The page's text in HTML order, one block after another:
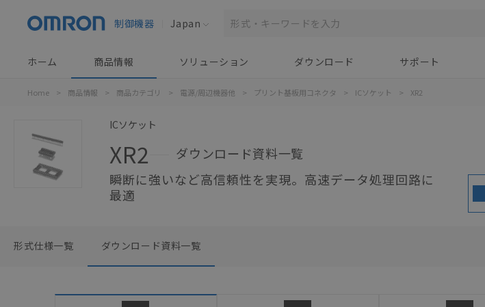
制御機器 Japan
ホーム 商品情報 ソリューション ダウンロード サポート
Home > 商品情報 > 商品カテゴリ > 電源/周辺機器他 > プリント基板用コネクタ > ICソケット > XR2
ICソケット
XR2
ダウンロード資料一覧
瞬断に強いなど高信頼性を実現。高速データ処理回路に
最適
形式仕様一覧 ダウンロード資料一覧